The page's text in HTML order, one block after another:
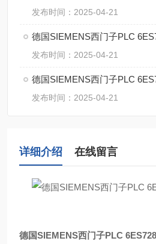
发布时间：2025-04-21
发布时间：2025-04-21
发布时间：2025-04-21
详细介绍 在线留言
德国SIEMENS西门子PLC